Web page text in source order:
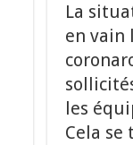
La
en vain
les
Cela